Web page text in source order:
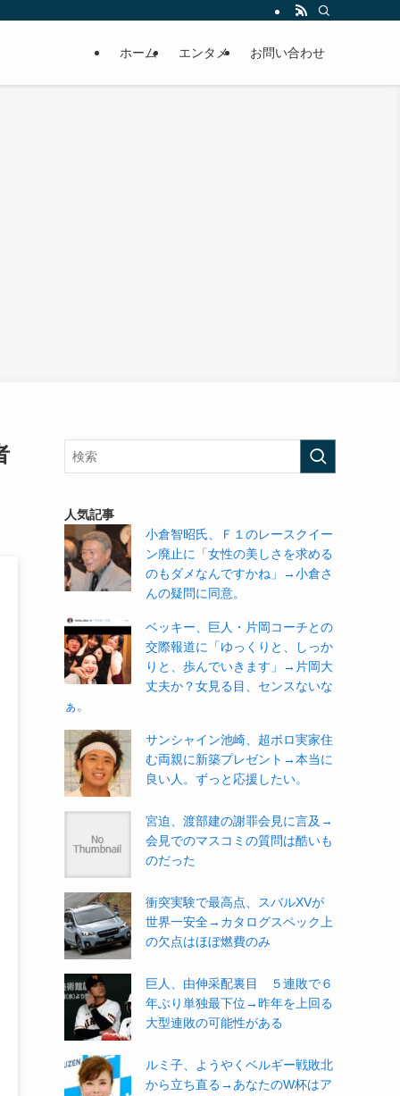
ホーム エンタメ お問い合わせ
人気記事
小倉智昭氏、Ｆ１のレースクイー
ン廃止に「女性の美しさを求める
のもダメなんですかね」→小倉さ
んの疑問に同意。
ベッキー、巨人・片岡コーチとの
交際報道に「ゆっくりと、しっか
りと、歩んでいきます」→片岡大
丈夫か？女見る目、センスないな
ぁ。
サンシャイン池崎、超ボロ実家住
む両親に新築プレゼント→本当に
良い人。ずっと応援したい。
宮迫、渡部建の謝罪会見に言及→
会見でのマスコミの質問は酷いも
のだった
衝突実験で最高点、スバルXVが
世界一安全→カタログスペック上
の欠点はほぼ燃費のみ
巨人、由伸采配裏目 ５連敗で６
年ぶり単独最下位→昨年を上回る
大型連敗の可能性がある
ルミ子、ようやくベルギー戦敗北
から立ち直る→あなたのW杯はア